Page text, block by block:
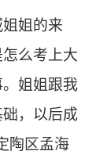
姐的来
么考上大
姐姐跟我
，以后成
陶区孟海